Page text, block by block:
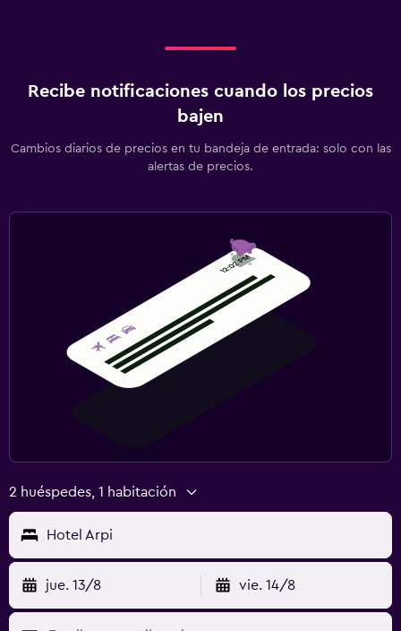
Recibe notificaciones cuando los precios
bajen
Cambios diarios de precios en tu bandeja de entrada: solo con las
alertas de precios.
2 huéspedes, 1 habitación
Hotel Arpi
jue. 13/8 vie. 14/8